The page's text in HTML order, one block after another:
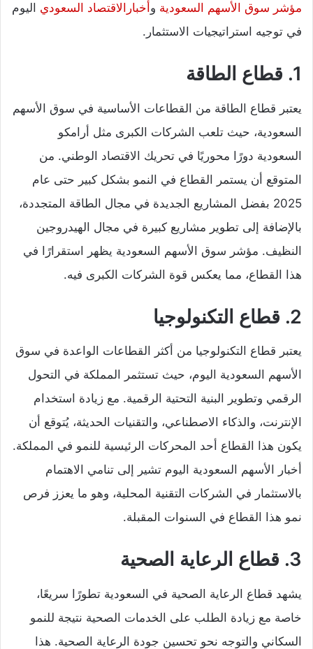
مؤشر سوق الأسهم السعودية و أخبارالاقتصاد السعودي اليوم
في توجيه استراتيجيات الاستثمار.
1. قطاع الطاقة
يعتبر قطاع الطاقة من القطاعات الأساسية في سوق الأسهم
السعودية، حيث تلعب الشركات الكبرى مثل أرامكو
السعودية دورًا محوريًا في تحريك الاقتصاد الوطني. من
المتوقع أن يستمر القطاع في النمو بشكل كبير حتى عام
2025 بفضل المشاريع الجديدة في مجال الطاقة المتجددة،
بالإضافة إلى تطوير مشاريع كبيرة في مجال الهيدروجين
النظيف. مؤشر سوق الأسهم السعودية يظهر استقرارًا في
هذا القطاع، مما يعكس قوة الشركات الكبرى فيه.
2. قطاع التكنولوجيا
يعتبر قطاع التكنولوجيا من أكثر القطاعات الواعدة في سوق
الأسهم السعودية اليوم، حيث تستثمر المملكة في التحول
الرقمي وتطوير البنية التحتية الرقمية. مع زيادة استخدام
الإنترنت، والذكاء الاصطناعي، والتقنيات الحديثة، يُتوقع أن
يكون هذا القطاع أحد المحركات الرئيسية للنمو في المملكة.
أخبار الأسهم السعودية اليوم تشير إلى تنامي الاهتمام
بالاستثمار في الشركات التقنية المحلية، وهو ما يعزز فرص
نمو هذا القطاع في السنوات المقبلة.
3. قطاع الرعاية الصحية
يشهد قطاع الرعاية الصحية في السعودية تطورًا سريعًا،
خاصة مع زيادة الطلب على الخدمات الصحية نتيجة للنمو
السكاني والتوجه نحو تحسين جودة الرعاية الصحية. هذا